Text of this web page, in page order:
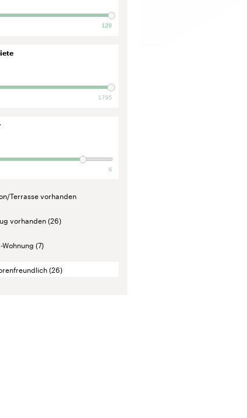
120
1795
6
Terrasse vorhanden
vorhanden(26)
Wohnung (7)
(26)